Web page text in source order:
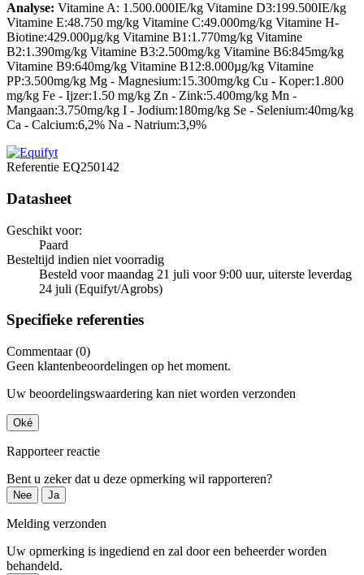
Analyse: Vitamine A: 1.500.000IE/kg Vitamine D3:199.500IE/kg
Vitamine E:48.750 mg/kg Vitamine C:49.000mg/kg Vitamine H-
Biotine:429.000µg/kg Vitamine B1:1.770mg/kg Vitamine
B2:1.390mg/kg Vitamine B3:2.500mg/kg Vitamine B6:845mg/kg
Vitamine B9:640mg/kg Vitamine B12:8.000µg/kg Vitamine
PP:3.500mg/kg Mg - Magnesium:15.300mg/kg Cu - Koper:1.800
mg/kg Fe - Ijzer:1.50 mg/kg Zn - Zink:5.400mg/kg Mn -
Mangaan:3.750mg/kg I - Jodium:180mg/kg Se - Selenium:40mg/kg
Ca - Calcium:6,2% Na - Natrium:3,9%
Referentie EQ250142
Datasheet
Geschikt voor:
Paard
Besteltijd indien niet voorradig
Besteld voor maandag 21 juli voor 9:00 uur, uiterste leverdag
24 juli (Equifyt/Agrobs)
Specifieke referenties
Commentaar (0)
Geen klantenbeoordelingen op het moment.
Uw beoordelingswaardering kan niet worden verzonden
Oké
Rapporteer reactie
Bent u zeker dat u deze opmerking wil rapporteren?
Nee Ja
Melding verzonden
Uw opmerking is ingediend en zal door een beheerder worden
behandeld.